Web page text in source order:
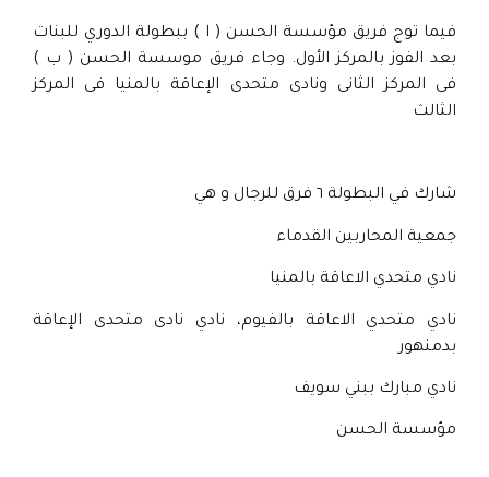
فيما توج فريق مؤسسة الحسن ( ا ) ببطولة الدوري للبنات
بعد الفوز بالمركز الأول. وجاء فريق موسسة الحسن ( ب )
فى المركز الثانى ونادى متحدى الإعاقة بالمنيا فى المركز
الثالث
شارك في البطولة ٦ فرق للرجال و هي
جمعية المحاربين القدماء
نادي متحدي الاعاقة بالمنيا
نادي متحدي الاعاقة بالفيوم، نادي نادى متحدى الإعاقة
بدمنهور
نادي مبارك ببني سويف
مؤسسة الحسن